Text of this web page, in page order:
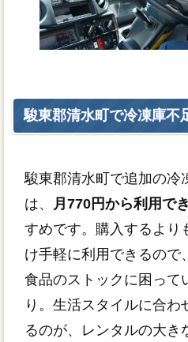
駿東郡清水町で冷凍庫不
駿東郡清水町で追加の冷
は、
月770円から利用で
すめです。購入するより
け手軽に利用できるので
食品のストックに困って
り。生活スタイルに合わ
るのが、レンタルの大き